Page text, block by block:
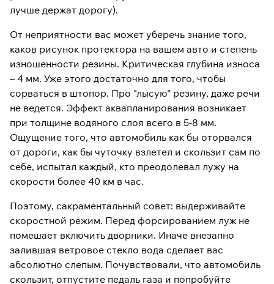
лучше держат дорогу).
От неприятности вас может уберечь знание того,
каков рисунок протектора на вашем авто и степень
изношенности резины. Критическая глубина износа
– 4 мм. Уже этого достаточно для того, чтобы
сорваться в штопор. Про "лысую" резину, даже речи
не ведется. Эффект аквапланирования возникает
при толщине водяного слоя всего в 5-8 мм.
Ощущение того, что автомобиль как бы оторвался
от дороги, как бы чуточку взлетел и скользит сам по
себе, испытал каждый, кто преодолевал лужу на
скорости более 40 км в час.
Поэтому, сакраментальный совет: выдерживайте
скоростной режим. Перед форсированием луж не
помешает включить дворники. Иначе внезапно
залившая ветровое стекло вода сделает вас
абсолютно слепым. Почувствовали, что автомобиль
скользит, отпустите педаль газа и попробуйте